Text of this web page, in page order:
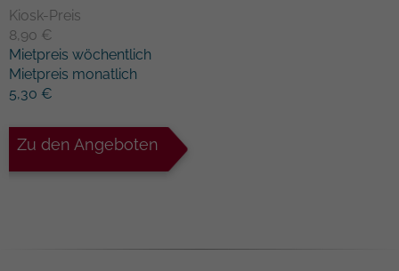
Kiosk-Preis
8,90 €
Mietpreis wöchentlich
Mietpreis monatlich
5,30 €
Zu den Angeboten
Anbieter
Laufzeit 1 Monat
Zweck
Zweck
wie Besucher eine Website nutzen, und
hilft bei der Erstellung eines
umfassen die Anzahl der Besucher, die
Quelle, aus der sie stammen, und die